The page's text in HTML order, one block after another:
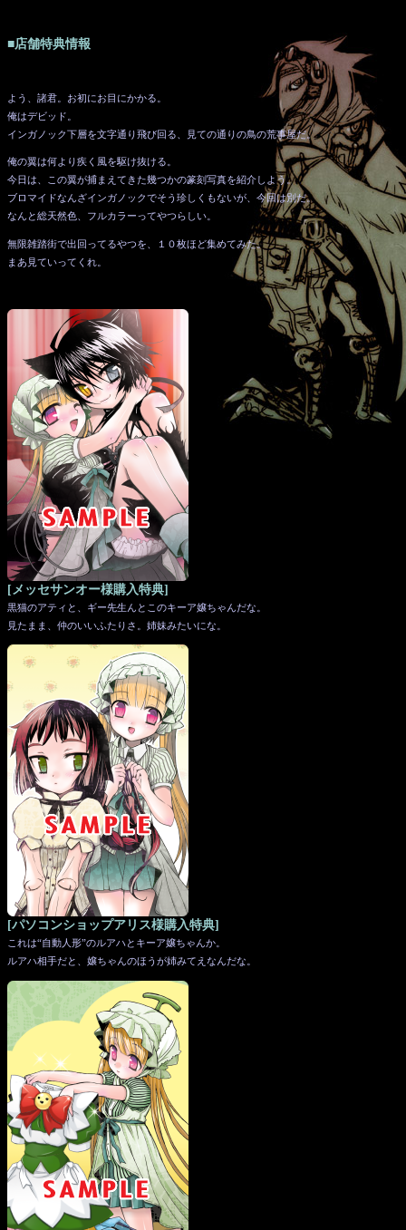
■店舗特典情報
よう、諸君。お初にお目にかかる。
俺はデビッド。
インガノック下層を文字通り飛び回る、見ての通りの鳥の荒事屋だ。
俺の翼は何より疾く風を駆け抜ける。
今日は、この翼が捕まえてきた幾つかの篆刻写真を紹介しよう。
ブロマイドなんざインガノックでそう珍しくもないが、今回は別だ。
なんと総天然色、フルカラーってやつらしい。
無限雑踏街で出回ってるやつを、１０枚ほど集めてみた。
まあ見ていってくれ。
[メッセサンオー様購入特典]
黒猫のアティと、ギー先生んとこのキーア嬢ちゃんだな。
見たまま、仲のいいふたりさ。姉妹みたいにな。
[パソコンショップアリス様購入特典]
これは“自動人形”のルアハとキーア嬢ちゃんか。
ルアハ相手だと、嬢ちゃんのほうが姉みてえなんだな。